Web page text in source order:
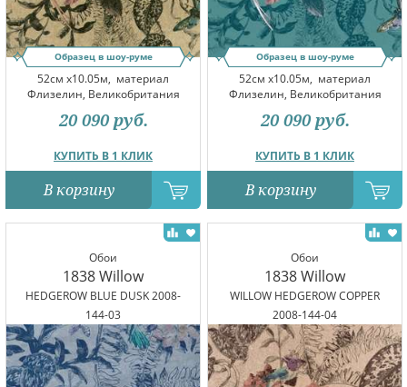
Образец в шоу-руме
52см x10.05м, материал
Флизелин, Великобритания
КУПИТЬ В 1 КЛИК
20 090 руб.
В корзину
Образец в шоу-руме
52см x10.05м, материал
Флизелин, Великобритания
КУПИТЬ В 1 КЛИК
20 090 руб.
В корзину
Обои
1838 Willow
HEDGEROW BLUE DUSK 2008-
144-03
Обои
1838 Willow
WILLOW HEDGEROW COPPER
2008-144-04